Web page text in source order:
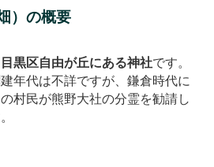
）の概要
黒区自由が丘にある神社です。
年代は不詳ですが、鎌倉時代に
村民が熊野大社の分霊を勧請し